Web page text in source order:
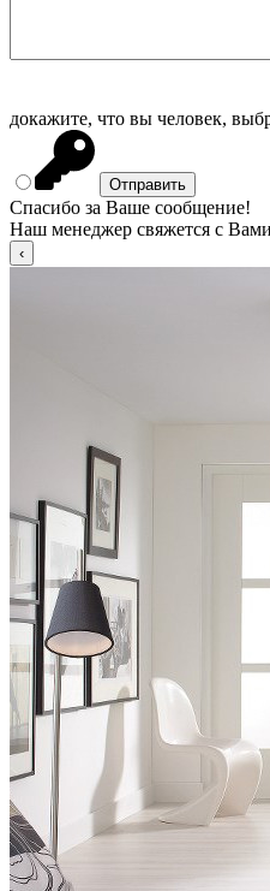
докажите, что вы человек,
Спасибо за Ваше сообщение!
Наш менеджер свяжется с